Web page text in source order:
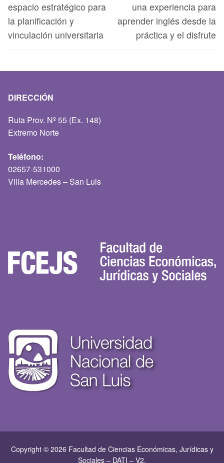
espacio estratégico para
la planificación y
vinculación universitaria
una experiencia para
aprender inglés desde la
práctica y el disfrute
DIRECCIÓN
Ruta Prov. Nº 55 (Ex. 148)
Extremo Norte
Teléfono:
02657-531000
Villa Mercedes – San Luis
Copyright © 2026 Facultad de Ciencias Económicas, Jurí­dicas y
Sociales – DATI – V2.